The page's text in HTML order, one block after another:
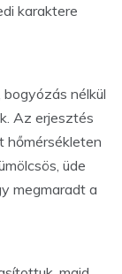
karaktere
nélkül
Az erjesztés
hőmérsékleten
üde
megmaradt a